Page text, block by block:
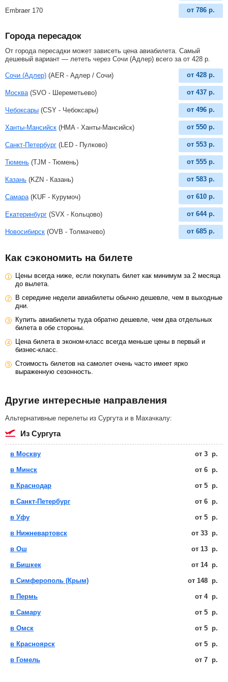
Embraer 170 от 786 р.
Города пересадок
От города пересадки может зависеть цена авиабилета. Самый
дешевый вариант — лететь через Сочи (Адлер) всего за от 428 р
Сочи (Адлер) (AER - Адлер / Сочи) от 428 р.
Москва (SVO - Шереметьево) от 437 р.
Чебоксары (CSY - Чебоксары) от 496 р.
Ханты-Мансийск (HMA - Ханты-Мансийск) от 550 р.
Санкт-Петербург (LED - Пулково) от 553 р.
Тюмень (TJM - Тюмень) от 555 р.
Казань (KZN - Казань) от 583 р.
Самара (KUF - Курумоч) от 610 р.
Екатеринбург (SVX - Кольцово) от 644 р.
Новосибирск (OVB - Толмачево) от 685 р.
Как сэкономить на билете
Цены всегда ниже, если покупать билет как минимум за 2 месяца
до вылета.
В середине недели авиабилеты обычно дешевле, чем в выходные
дни.
Купить авиабилеты туда обратно дешевле, чем два отдельных
билета в обе стороны.
Цена билета в эконом-класс всегда меньше цены в первый и
бизнес-класс.
Стоимость билетов на самолет очень часто имеет ярко
выраженную сезонность.
Другие интересные направления
Альтернативные перелеты из Сургута и в Махачкалу:
из Сургута
в Москву от 3 р.
в Минск от 6 р.
в Краснодар от 5 р.
в Санкт-Петербург от 6 р.
в Уфу от 5 р.
в Нижневартовск от 33 р.
в Ош от 13 р.
в Бишкек от 14 р.
в Симферополь (Крым) от 148 р.
в Пермь от 4 р.
в Самару от 5 р.
в Омск от 5 р.
в Красноярск от 5 р.
в Гомель от 7 р.